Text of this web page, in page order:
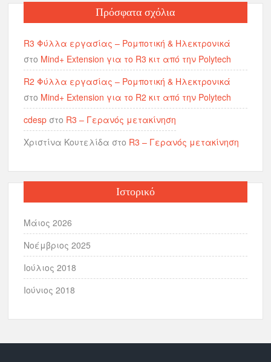
Πρόσφατα σχόλια
R3 Φύλλα εργασίας – Ρομποτική & Ηλεκτρονικά
στο Mind+ Extension για το R3 κιτ από την Polytech
R2 Φύλλα εργασίας – Ρομποτική & Ηλεκτρονικά
στο Mind+ Extension για το R2 κιτ από την Polytech
cdesp στο R3 – Γερανός μετακίνηση
Χριστίνα Κουτελίδα στο R3 – Γερανός μετακίνηση
Ιστορικό
Μάιος 2026
Νοέμβριος 2025
Ιούλιος 2018
Ιούνιος 2018